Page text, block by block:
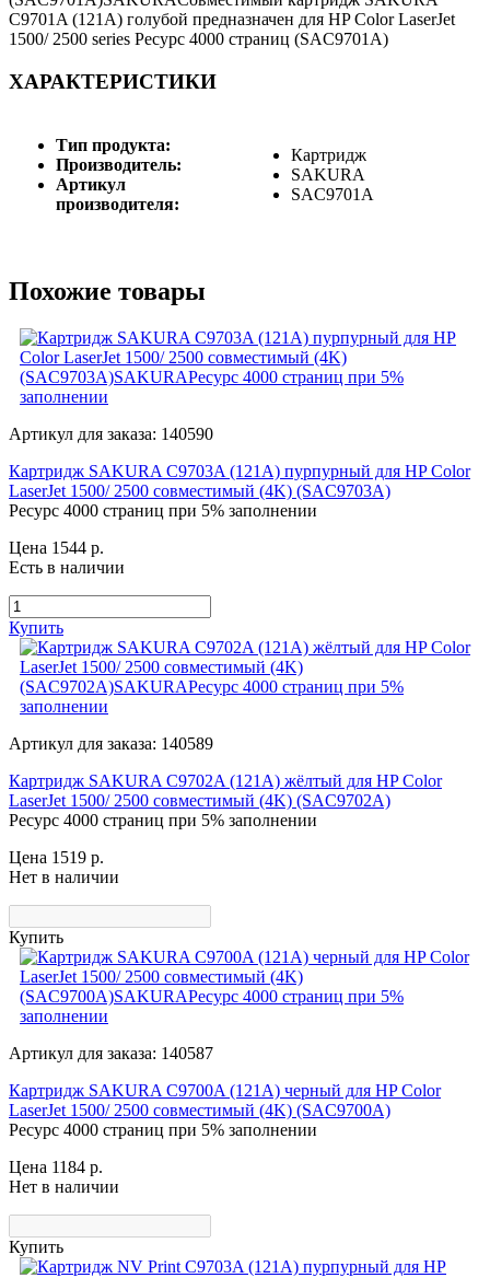
ХАРАКТЕРИСТИКИ
Тип продукта:
Производитель:
Артикул
производителя:
Картридж
SAKURA
SAC9701A
Похожие товары
Артикул для заказа: 140590
Картридж SAKURA C9703A (121A) пурпурный для HP Color
LaserJet 1500/ 2500 совместимый (4K) (SAC9703A)
Ресурс 4000 страниц при 5% заполнении
Цена 1544 р.
Есть в наличии
Купить
Артикул для заказа: 140589
Картридж SAKURA C9702A (121A) жёлтый для HP Color
LaserJet 1500/ 2500 совместимый (4K) (SAC9702A)
Ресурс 4000 страниц при 5% заполнении
Цена 1519 р.
Нет в наличии
Купить
Артикул для заказа: 140587
Картридж SAKURA C9700A (121A) черный для HP Color
LaserJet 1500/ 2500 совместимый (4K) (SAC9700A)
Ресурс 4000 страниц при 5% заполнении
Цена 1184 р.
Нет в наличии
Купить